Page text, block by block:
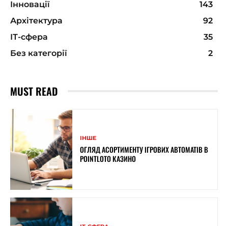
Інновації
143
Архітектура
92
ІТ-сфера
35
Без категорії
2
MUST READ
ІНШЕ
ОГЛЯД АСОРТИМЕНТУ ІГРОВИХ АВТОМАТІВ В
POINTLOTO КАЗИНО